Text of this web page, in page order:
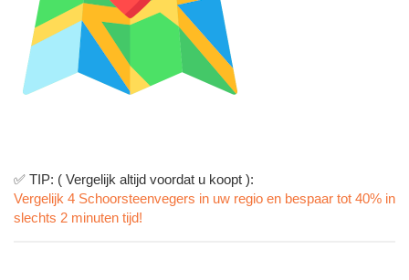
✅ TIP: ( Vergelijk altijd voordat u koopt ):
Vergelijk 4 Schoorsteenvegers in uw regio en bespaar tot 40% in
slechts 2 minuten tijd!